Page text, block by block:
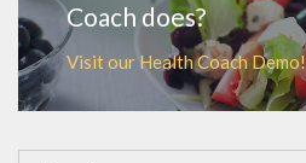
Coach does?
Visit our Health Coach Demo!